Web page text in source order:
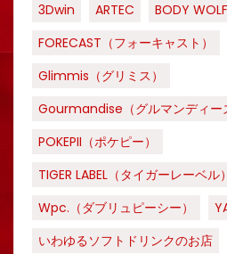
3Dwin ARTEC
BODY
FORECAST（フォーキャスト）
Glimmis（グリミス）
Gourmandise（グルマンディー
POKEPII（ポケピー）
TIGER LABEL（タイガーレーベル）
Wpc.（ダブリュピーシー）
いわゆるソフトドリンクのお店